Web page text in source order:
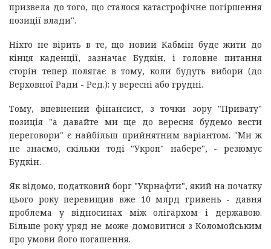
призвела до того, що сталося катастрофічне погіршення
позиції влади".
Ніхто не вірить в те, що новий Кабмін буде жити до
кінця каденції, зазначає Будкін, і головне питання
сторін тепер полягає в тому, коли будуть вибори (до
Верховної Ради - Ред.): у вересні або грудні.
Тому, впевнений фінансист, з точки зору "Привату"
позиція "а давайте ми ще до вересня будемо вести
переговори" є найбільш прийнятним варіантом. "Ми ж
не знаємо, скільки тоді "Укроп" набере", - резюмує
Будкін.
Як відомо, податковий борг "Укрнафти", який на початку
цього року перевищив вже 10 млрд гривень - давня
проблема у відносинах між олігархом і державою.
Більше року уряд не може домовитися з Коломойським
про умови його погашення.